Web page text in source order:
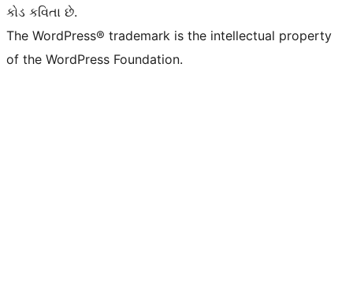
કોડ કવિતા છે.
The WordPress® trademark is the intellectual property
of the WordPress Foundation.